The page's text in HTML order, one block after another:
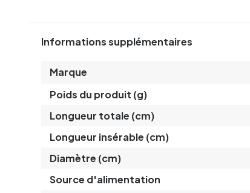
Informations supplémentaires
Marque
Poids du produit (g)
Longueur totale (cm)
Longueur insérable (cm)
Diamètre (cm)
Source d'alimentation